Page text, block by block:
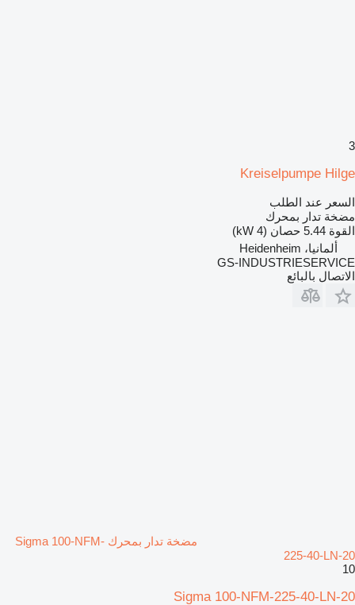
3
Kreiselpumpe Hilge
السعر عند الطلب
مضخة تدار بمحرك
القوة 5.44 حصان (4 kW)
ألمانيا، Heidenheim
GS-INDUSTRIESERVICE
الاتصال بالبائع
مضخة تدار بمحرك Sigma 100-NFM-
225-40-LN-20
10
Sigma 100-NFM-225-40-LN-20